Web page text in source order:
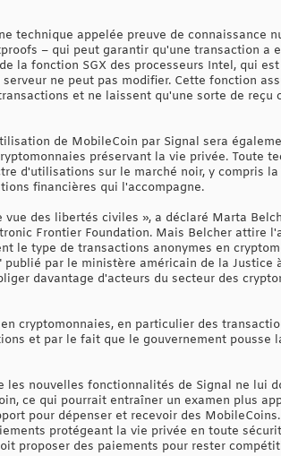
technique appelée preuve de connaissance
– qui peut garantir qu'une transaction a
la fonction SGX des processeurs Intel, qui
ne peut pas modifier. Cette fonction
et ne laissent qu'une sorte de reçu
de MobileCoin par Signal sera
préservant la vie privée. Toute
d'utilisations sur le marché noir, y compris
financières qui l'accompagne.
des libertés civiles », a déclaré Marta
Frontier Foundation. Mais Belcher attire
le type de transactions anonymes en
par le ministère américain de la Justice
davantage d'acteurs du secteur des
cryptomonnaies, en particulier des
et par le fait que le gouvernement pousse
nouvelles fonctionnalités de Signal ne lui
ce qui pourrait entraîner un examen plus
pour dépenser et recevoir des
protégeant la vie privée en toute
proposer des paiements pour rester